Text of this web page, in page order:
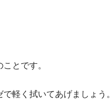
とです。
軽く拭いてあげましょう。